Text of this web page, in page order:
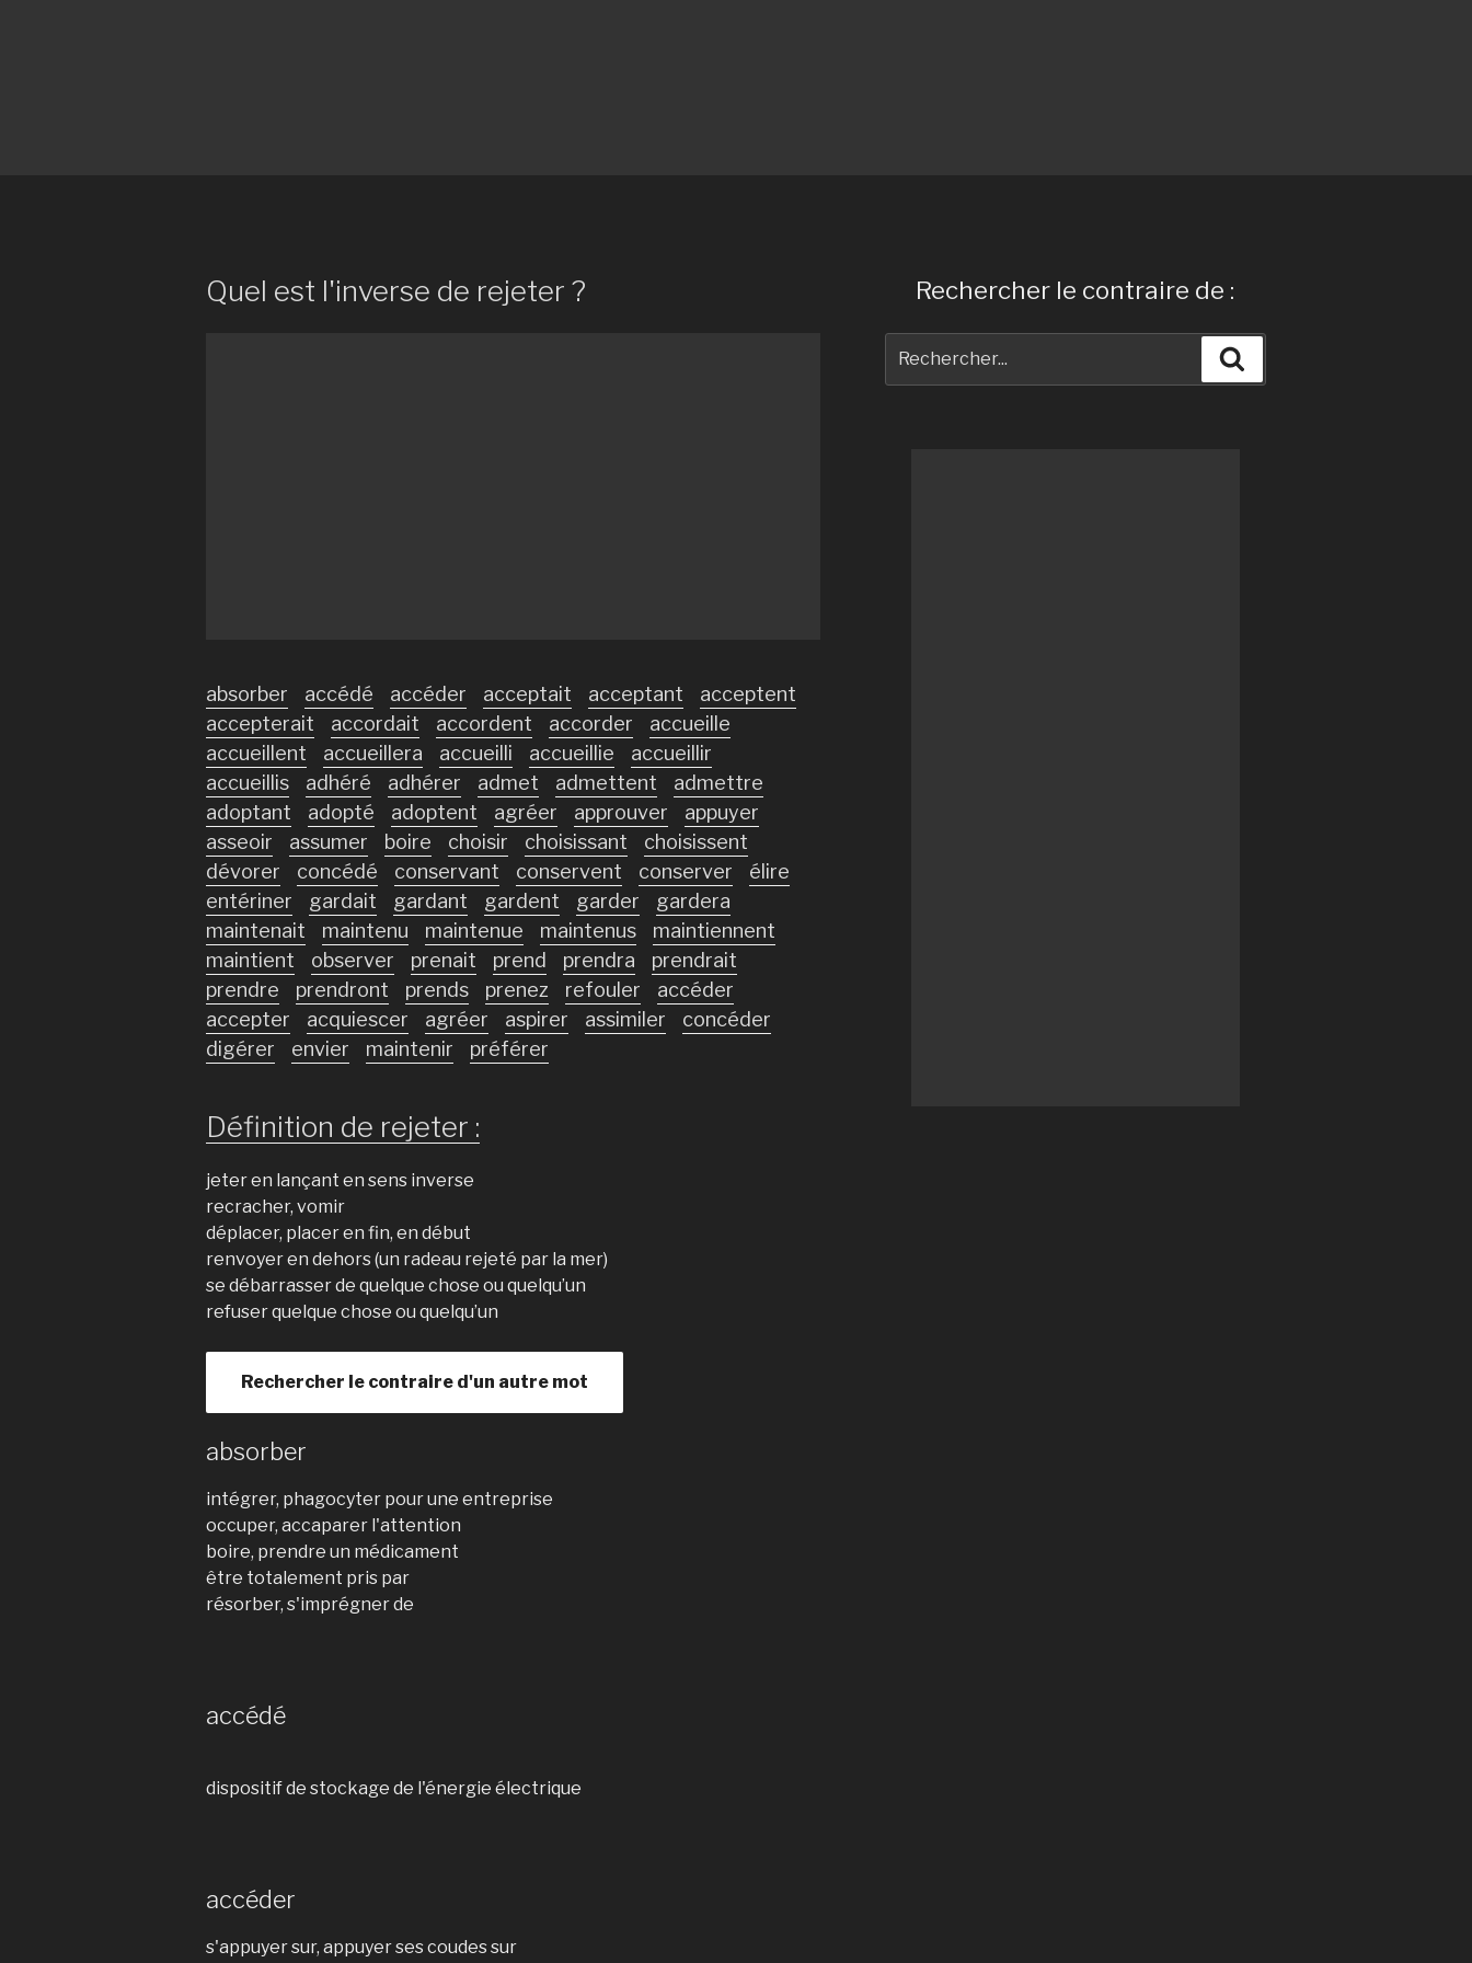
Quel est l'inverse de rejeter ?
absorber accédé accéder acceptait acceptant
acceptent
accepterait
accordait accordent accorder
accueille
accueillent
accueillera accueilli accueillie
accueillir
accueillis
adhéré adhérer admet admettent
admettre
adoptant
adopté adoptent agréer approuver
appuyer
asseoir
assumer boire choisir choisissant
choisissent
dévorer
concédé conservant conservent conserver
élire
entériner
gardait gardant gardent garder
gardera
maintenait
maintenu maintenue maintenus
maintiennent
maintient
observer prenait prend prendra
prendrait
prendre
prendront prends prenez refouler
accéder
accepter
acquiescer agréer aspirer assimiler
concéder
digérer
envier maintenir préférer
Définition de rejeter :
jeter en lançant en sens inverse
recracher, vomir
déplacer, placer en fin, en début
renvoyer en dehors (un radeau rejeté par la mer)
se débarrasser de quelque chose ou quelqu’un
refuser quelque chose ou quelqu’un
Rechercher le contraire d'un autre mot
absorber
intégrer, phagocyter pour une entreprise
occuper, accaparer l'attention
boire, prendre un médicament
être totalement pris par
résorber, s'imprégner de
accédé
dispositif de stockage de l'énergie électrique
accéder
s'appuyer sur, appuyer ses coudes sur
Rechercher le contraire de :
pour